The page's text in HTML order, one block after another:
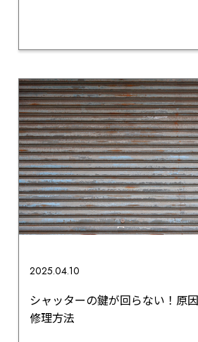
2025.04.10
シャッターの鍵が回らない！原
修理方法